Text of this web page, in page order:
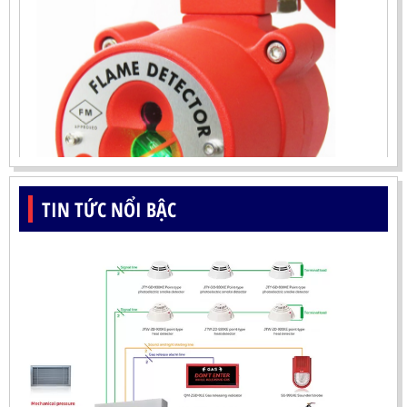
ĐẦU BÁO LỬA UV-IR CHỐNG NỔ-UX150 KOREA
LIÊN HỆ
Mã sản phẩm: UX150
TIN TỨC NỔI BẬC